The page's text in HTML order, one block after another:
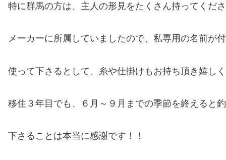
特に群馬の方は、主人の形見をたくさん持ってくだ
メーカーに所属していましたので、私専用の名前が
使って下さるとして、糸や仕掛けもお持ち頂き嬉し
移住３年目でも、６月～９月までの季節を終えると
下さることは本当に感謝です！！